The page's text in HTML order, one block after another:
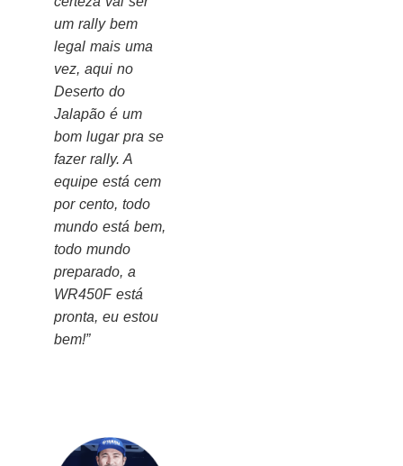
um rally bem
legal mais uma
vez, aqui no
Deserto do
Jalapão é um
bom lugar pra se
fazer rally. A
equipe está cem
por cento, todo
mundo está bem,
todo mundo
preparado, a
WR450F está
pronta, eu estou
bem!”